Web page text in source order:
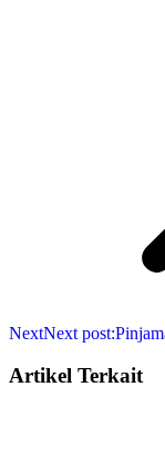
NextNext post:
Artikel Terkait